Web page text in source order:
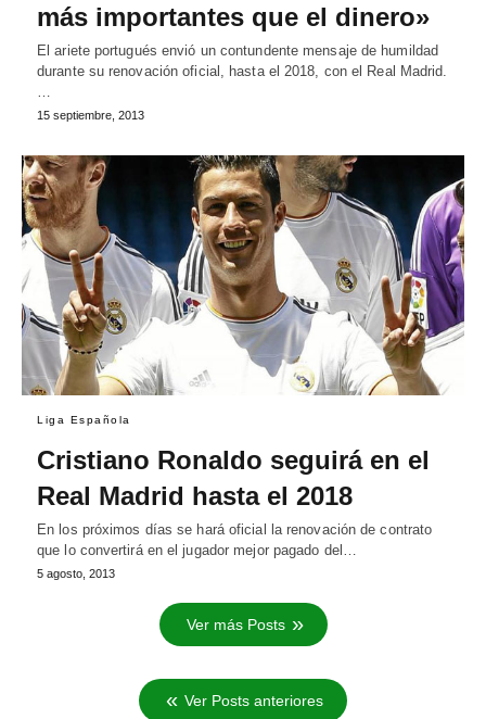
más importantes que el dinero»
El ariete portugués envió un contundente mensaje de humildad
durante su renovación oficial, hasta el 2018, con el Real Madrid.
15 septiembre, 2013
Liga Española
Cristiano Ronaldo seguirá en el
Real Madrid hasta el 2018
En los próximos días se hará oficial la renovación de contrato
que lo convertirá en el jugador mejor pagado del…
5 agosto, 2013
Ver más Posts
Ver Posts anteriores